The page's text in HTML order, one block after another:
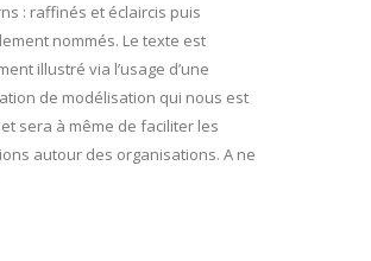
: raffinés et éclaircis puis
nommés. Le texte est
illustré via l’usage d’une
de modélisation qui nous est
sera à même de faciliter les
autour des organisations. A ne